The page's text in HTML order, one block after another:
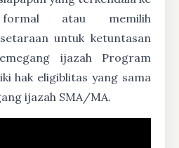
formal atau memilih
untuk ketuntasan
ijazah Program
hak eligiblitas yang sama
ijazah SMA/MA.